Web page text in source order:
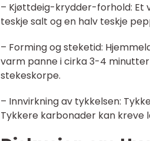
– Kjøttdeig-krydder-forhold: Et
teskje salt og en halv teskje
– Forming og steketid:
varm panne i cirka 3-4
stekeskorpe.
– Innvirkning av tykkelsen:
Tykkere karbonader kan kreve